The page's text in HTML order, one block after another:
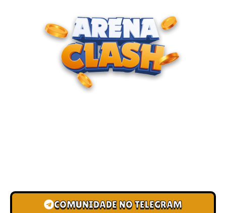
COMUNIDADE NO TELEGRAM